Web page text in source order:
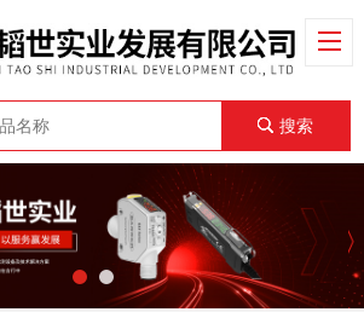
搜索